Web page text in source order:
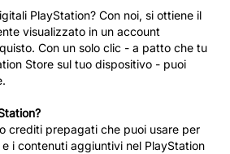
PlayStation? Con noi, si ottiene il
visualizzato in un account
Con un solo clic - a patto che tu
Store sul tuo dispositivo - puoi
crediti prepagati che puoi usare per
i contenuti aggiuntivi nel PlayStation